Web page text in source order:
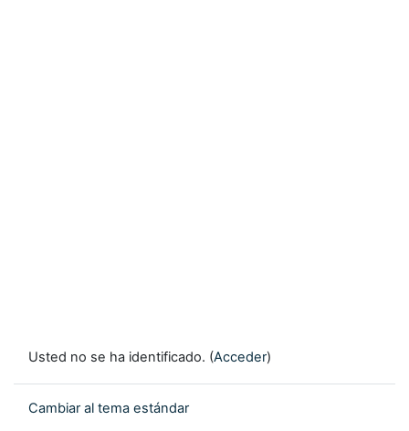
Usted no se ha identificado. (Acceder)
Cambiar al tema estándar